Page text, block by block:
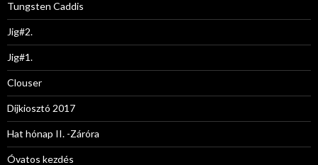
Tungsten Caddis
Jig#2.
Jig#1.
Clouser
Díjkiosztó 2017
Hat hónap II. -Záróra
Óvatos kezdés